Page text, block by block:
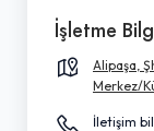
İşletme
Alipaşa,
Merkez/
İletişim